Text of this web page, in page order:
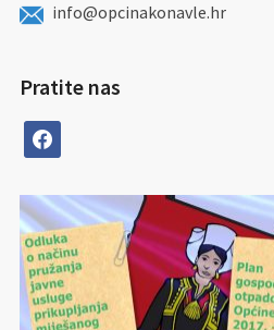
info@opcinakonavle.hr
Pratite nas
facebook